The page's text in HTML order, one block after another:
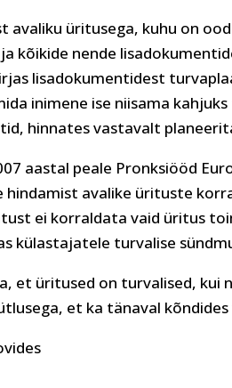
avaliku üritusega, kuhu on
kõikide nende
lisadokumentidest
inimene ise niisama
hinnates vastavalt
aastal peale Pronksiööd
hindamist avalike ürituste
ei korraldata vaid üritus
külastajatele turvalise
et üritused on turvalised, kui
et ka tänaval